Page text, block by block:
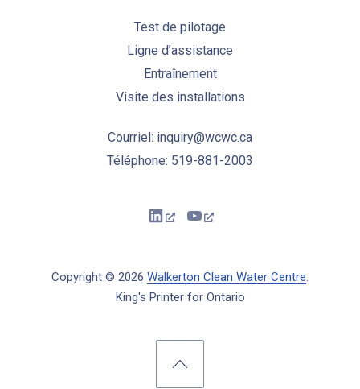
Test de pilotage
Ligne d’assistance
Entraînement
Visite des installations
Courriel: inquiry@wcwc.ca
Téléphone: 519-881-2003
Copyright © 2026 Walkerton Clean Water Centre.
King's Printer for Ontario
New WindowNew Window